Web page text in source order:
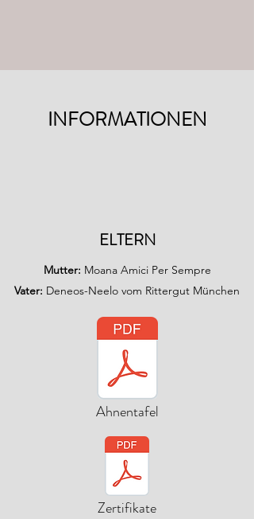
INFORMATIONEN
ELTERN
Mutter: Moana Amici Per Sempre
Vater: Deneos-Neelo vom Rittergut München
Ahnentafel
Zertifikate